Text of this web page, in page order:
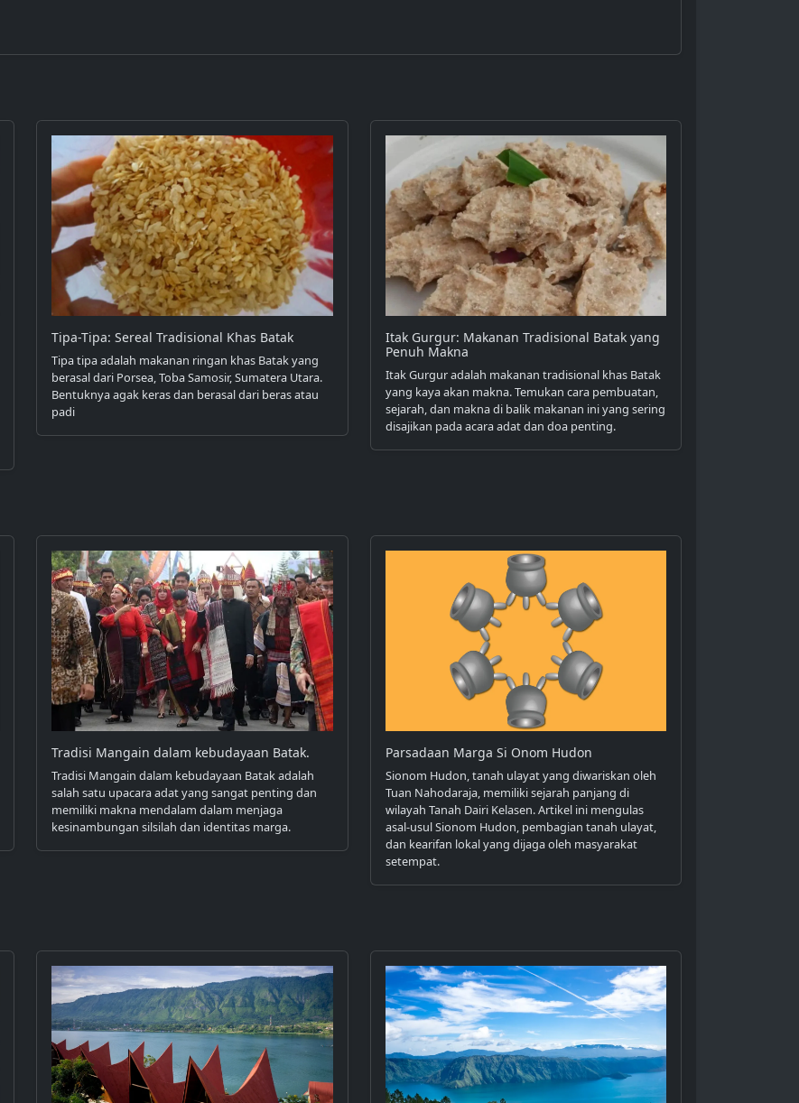
Tipa-Tipa: Sereal Tradisional Khas Batak
Tipa tipa adalah makanan ringan khas Batak yang
berasal dari Porsea, Toba Samosir, Sumatera Utara.
Bentuknya agak keras dan berasal dari beras atau
padi
Itak Gurgur: Makanan Tradisional Batak yang
Penuh Makna
Itak Gurgur adalah makanan tradisional khas Batak
yang kaya akan makna. Temukan cara pembuatan,
sejarah, dan makna di balik makanan ini yang sering
disajikan pada acara adat dan doa penting.
Tradisi Mangain dalam kebudayaan Batak.
Tradisi Mangain dalam kebudayaan Batak adalah
salah satu upacara adat yang sangat penting dan
memiliki makna mendalam dalam menjaga
kesinambungan silsilah dan identitas marga.
Parsadaan Marga Si Onom Hudon
Sionom Hudon, tanah ulayat yang diwariskan oleh
Tuan Nahodaraja, memiliki sejarah panjang di
wilayah Tanah Dairi Kelasen. Artikel ini mengulas
asal-usul Sionom Hudon, pembagian tanah ulayat,
dan kearifan lokal yang dijaga oleh masyarakat
setempat.